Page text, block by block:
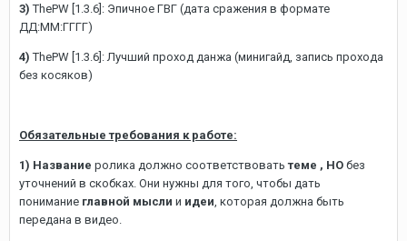
3) ThePW [1.3.6]: Эпичное ГВГ (дата сражения в формате
ДД:ММ:ГГГГ)
4) ThePW [1.3.6]: Лучший проход данжа (минигайд, запись прохода
без косяков)
Обязательные требования к работе:
1) Название ролика должно соответствоватьтеме , НО без
уточнений в скобках. Они нужны для того, чтобы дать
понимание главной мысли и идеи , которая должна быть
передана в видео.